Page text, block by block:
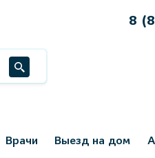
8
Врачи Выезд на дом